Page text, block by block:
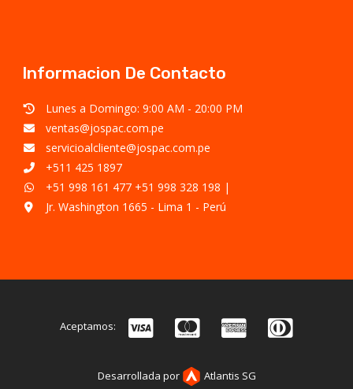
Informacion De Contacto
Lunes a Domingo: 9:00 AM - 20:00 PM
ventas@jospac.com.pe
servicioalcliente@jospac.com.pe
+511 425 1897
+51 998 161 477 +51 998 328 198 |
Jr. Washington 1665 - Lima 1 - Perú
Aceptamos:
Desarrollada por Atlantis SG